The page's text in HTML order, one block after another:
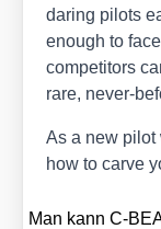
dar­ing pilots
enough to
com­pe­ti­tors
rare, never-
As a new pilot
how to car­ve
Man kann